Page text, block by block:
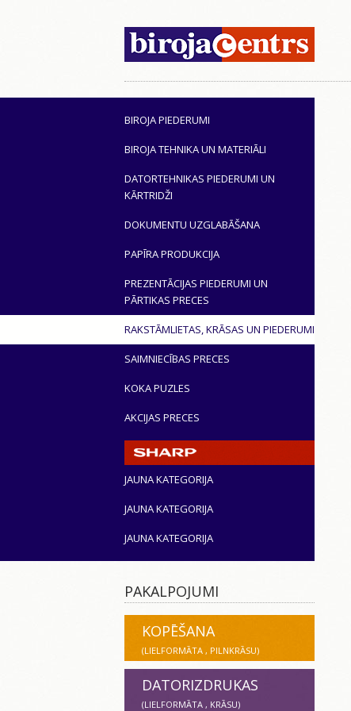
BIROJA PIEDERUMI
BIROJA TEHNIKA UN MATERIĀLI
DATORTEHNIKAS PIEDERUMI UN
KĀRTRIDŽI
DOKUMENTU UZGLABĀŠANA
PAPĪRA PRODUKCIJA
PREZENTĀCIJAS PIEDERUMI UN
PĀRTIKAS PRECES
RAKSTĀMLIETAS, KRĀSAS UN PIEDERUMI
SAIMNIECĪBAS PRECES
KOKA PUZLES
AKCIJAS PRECES
JAUNA KATEGORIJA
JAUNA KATEGORIJA
JAUNA KATEGORIJA
PAKALPOJUMI
KOPĒŠANA
(LIELFORMĀTA , PILNKRĀSU)
DATORIZDRUKAS
(LIELFORMĀTA , KRĀSU)